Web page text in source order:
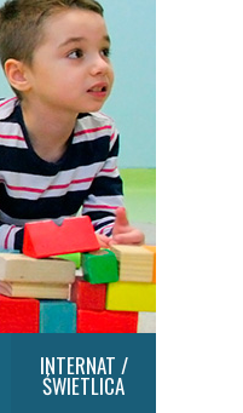
INTERNAT /
ŚWIETLICA